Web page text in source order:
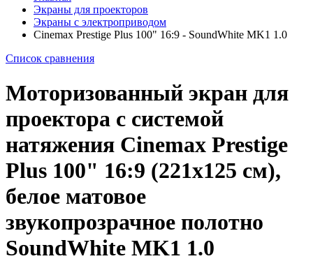
Экраны для проекторов
Экраны с электроприводом
Cinemax Prestige Plus 100" 16:9 - SoundWhite MK1 1.0
Список сравнения
Моторизованный экран для
проектора с системой
натяжения Cinemax Prestige
Plus 100" 16:9 (221x125 см),
белое матовое
звукопрозрачное полотно
SoundWhite MK1 1.0